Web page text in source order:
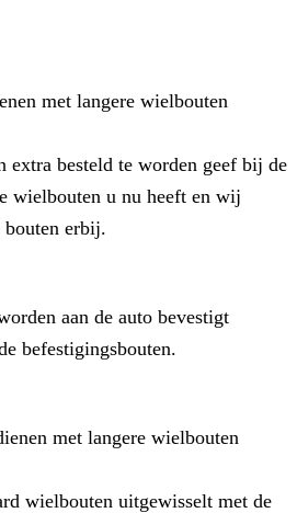
met langere wielbouten
extra besteld te worden geef bij de
wielbouten u nu heeft en wij
erbij.
aan de auto bevestigt
befestigingsbouten.
met langere wielbouten
wielbouten uitgewisselt met de